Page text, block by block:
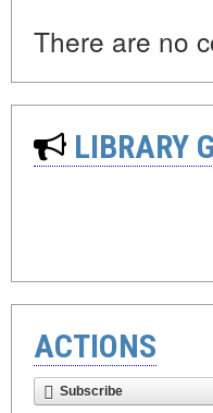
There are no
LIBRARY
ACTIONS
Subscribe